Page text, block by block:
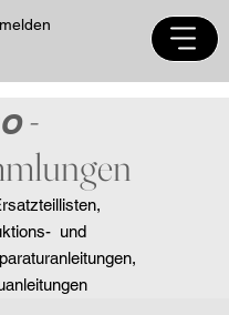
-
und